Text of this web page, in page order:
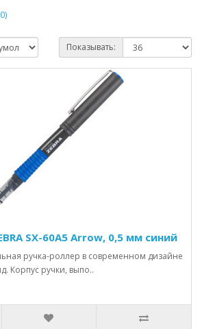
Показывать:
SX-60A5 Arrow, 0,5 мм синий
ручка-роллер в современном дизайне
Корпус ручки, выпо..